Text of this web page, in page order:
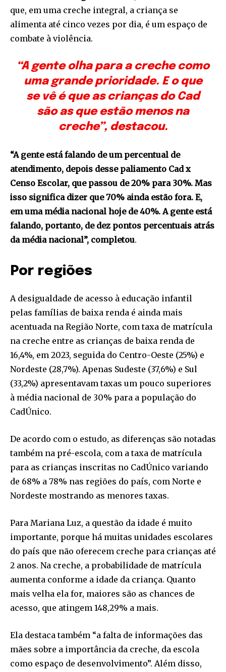
que, em uma creche integral, a criança se
alimenta até cinco vezes por dia, é um espaço de
combate à violência.
“A gente olha para a creche como
uma grande prioridade. E o que
se vê é que as crianças do Cad
são as que estão menos na
creche”, destacou.
“A gente está falando de um percentual de
atendimento, depois desse paliamento Cad x
Censo Escolar, que passou de 20% para 30%. Mas
isso significa dizer que 70% ainda estão fora. E,
em uma média nacional hoje de 40%. A gente está
falando, portanto, de dez pontos percentuais atrás
da média nacional”, completou.
Por regiões
A desigualdade de acesso à educação infantil
pelas famílias de baixa renda é ainda mais
acentuada na Região Norte, com taxa de matrícula
na creche entre as crianças de baixa renda de
16,4%, em 2023, seguida do Centro-Oeste (25%) e
Nordeste (28,7%). Apenas Sudeste (37,6%) e Sul
(33,2%) apresentavam taxas um pouco superiores
à média nacional de 30% para a população do
CadÚnico.
De acordo com o estudo, as diferenças são notadas
também na pré-escola, com a taxa de matrícula
para as crianças inscritas no CadÚnico variando
de 68% a 78% nas regiões do país, com Norte e
Nordeste mostrando as menores taxas.
Para Mariana Luz, a questão da idade é muito
importante, porque há muitas unidades escolares
do país que não oferecem creche para crianças até
2 anos. Na creche, a probabilidade de matrícula
aumenta conforme a idade da criança. Quanto
mais velha ela for, maiores são as chances de
acesso, que atingem 148,29% a mais.
Ela destaca também “a falta de informações das
mães sobre a importância da creche, da escola
como espaço de desenvolvimento”. Além disso,